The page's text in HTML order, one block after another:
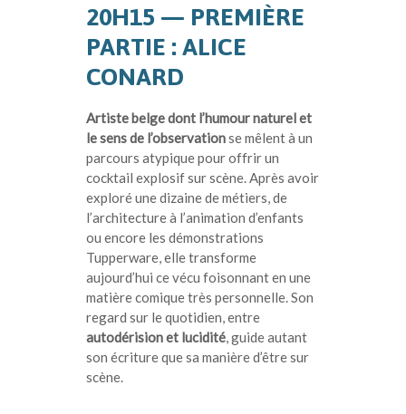
20H15 — PREMIÈRE
PARTIE : ALICE
CONARD
Artiste belge dont l’humour naturel et
le sens de l’observationse mêlent à un
parcours atypique pour offrir un
cocktail explosif sur scène. Après avoir
exploré une dizaine de métiers, de
l’architecture à l’animation d’enfants
ou encore les démonstrations
Tupperware, elle transforme
aujourd’hui ce vécu foisonnant en une
matière comique très personnelle. Son
regard sur le quotidien, entre
autodérision et lucidité, guide autant
son écriture que sa manière d’être sur
scène.